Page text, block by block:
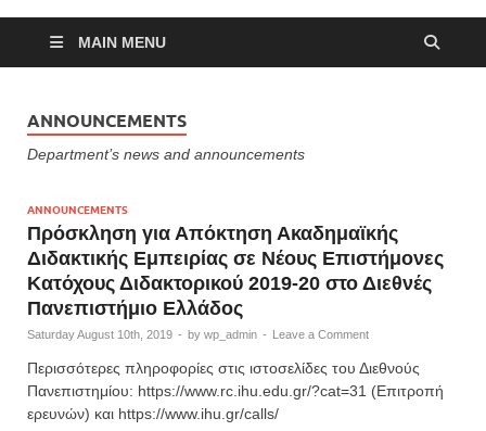
MAIN MENU
ANNOUNCEMENTS
Department’s news and announcements
ANNOUNCEMENTS
Πρόσκληση για Απόκτηση Ακαδημαϊκής
Διδακτικής Εμπειρίας σε Νέους Επιστήμονες
Κατόχους Διδακτορικού 2019-20 στο Διεθνές
Πανεπιστήμιο Ελλάδος
Saturday August 10th, 2019 - by wp_admin - Leave a Comment
Περισσότερες πληροφορίες στις ιστοσελίδες του Διεθνούς
Πανεπιστημίου: https://www.rc.ihu.edu.gr/?cat=31 (Επιτροπή
ερευνών) και https://www.ihu.gr/calls/